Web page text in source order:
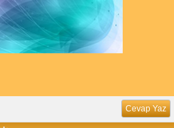
Cevap Yaz